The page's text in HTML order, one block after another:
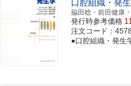
口腔組織・発
脇田稔・前田健康
発行時参考価格
注文コード：
●口腔組織・発生